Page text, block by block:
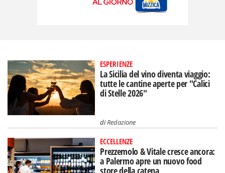
ESPERIENZE
La Sicilia del vino diventa viaggio:
tutte le cantine aperte per "Calici
di Stelle 2026"
diRedazione
ECCELLENZE
Prezzemolo & Vitale cresce ancora:
a Palermo apre un nuovo food
store della catena